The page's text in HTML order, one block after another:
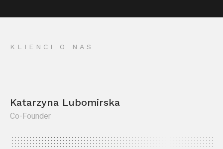
KLIENCI O NAS
Katarzyna Lubomirska
Co-Founder